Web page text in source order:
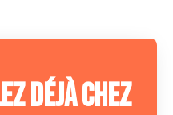
déjà chez